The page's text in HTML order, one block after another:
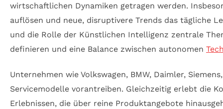
wirtschaftlichen Dynamiken getragen werden.
auflösen und neue, disruptivere Trends das tägliche
und die Rolle der Künstlichen Intelligenz zentrale
definieren und eine Balance zwischen autonomen
Unternehmen wie Volkswagen, BMW, Daimler,
Servicemodelle vorantreiben. Gleichzeitig erlebt die
Erlebnissen, die über reine Produktangebote